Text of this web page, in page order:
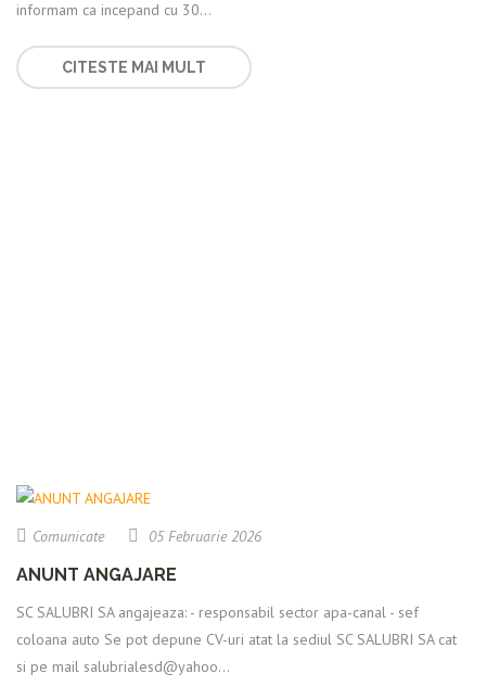
informam ca incepand cu 30...
CITESTE MAI MULT
Comunicate 05 Februarie 2026
ANUNT ANGAJARE
SC SALUBRI SA angajeaza: - responsabil sector apa-canal - sef
coloana auto Se pot depune CV-uri atat la sediul SC SALUBRI SA cat
si pe mail salubrialesd@yahoo...